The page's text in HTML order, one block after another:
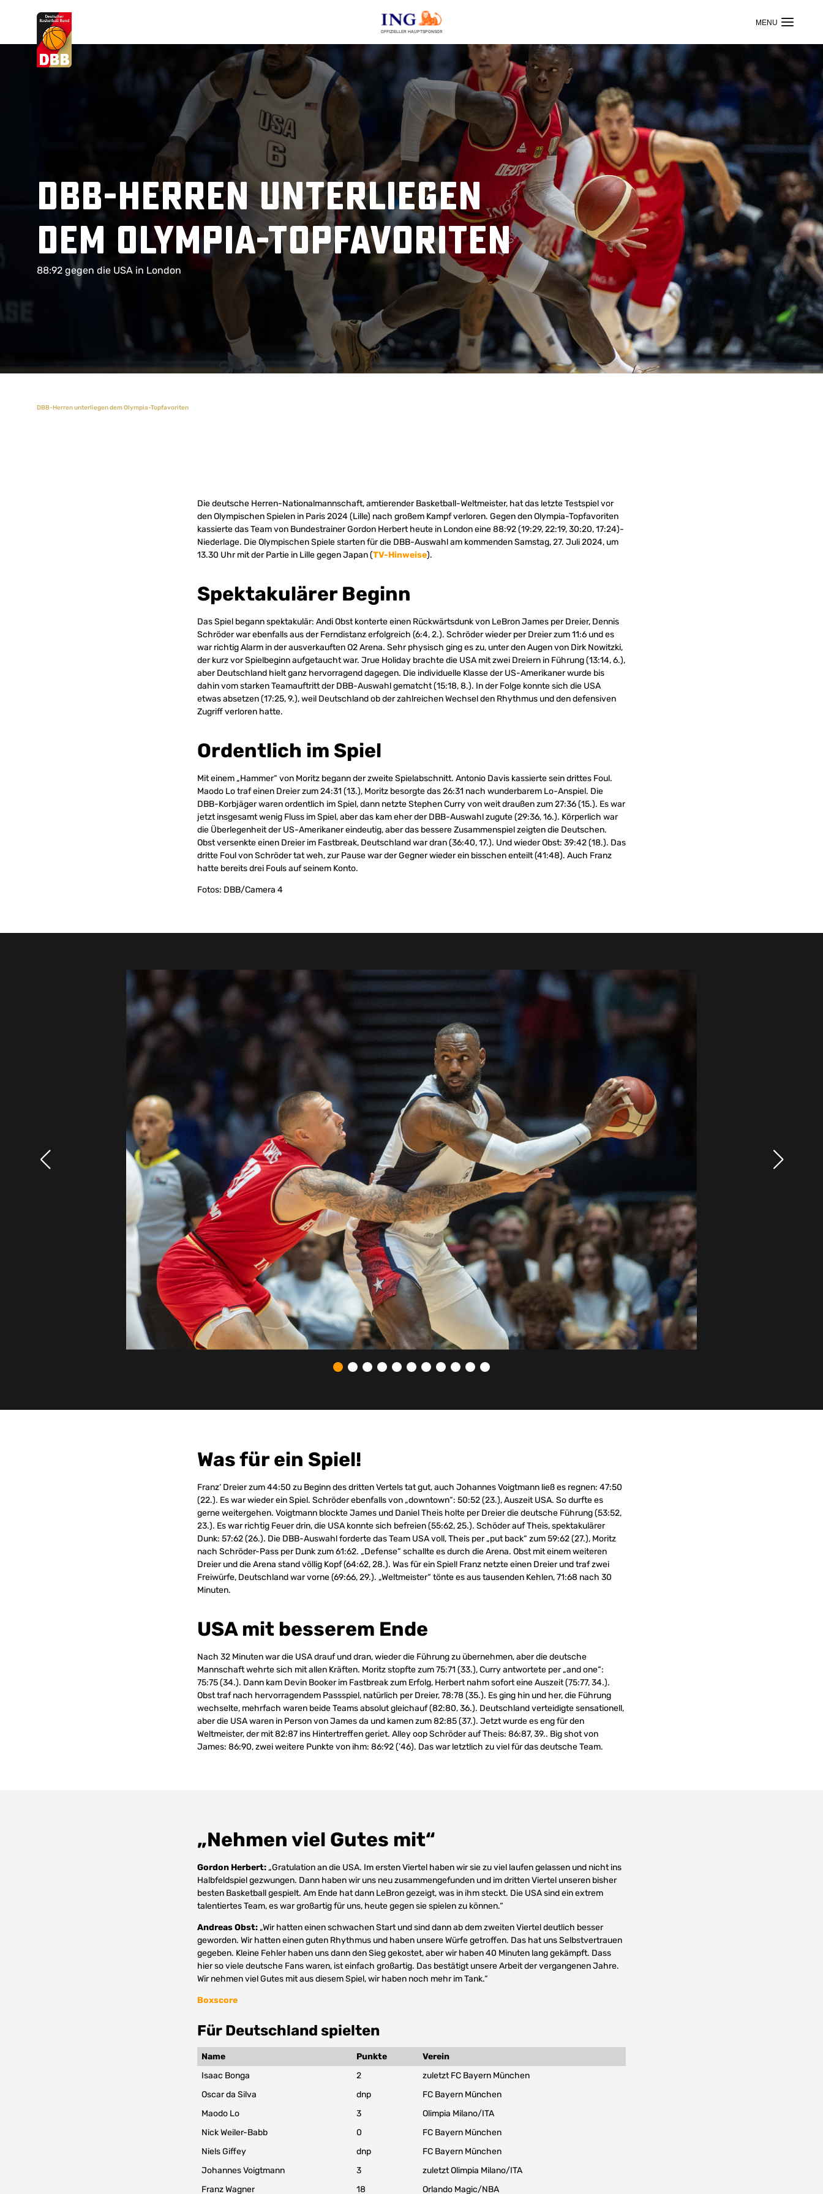
OFFIZIELLER HAUPTSPONSOR
Suchvorschläge
DBB-Herren unterliegen
dem Olympia-Topfavoriten
88:92 gegen die USA in London
DBB-Herren unterliegen dem Olympia-Topfavoriten
Die deutsche Herren-Nationalmannschaft, amtierender Basketball-Weltmeister, hat das letzte Testspiel vor
den Olympischen Spielen in Paris 2024 (Lille) nach großem Kampf verloren. Gegen den Olympia-Topfavoriten
kassierte das Team von Bundestrainer Gordon Herbert heute in London eine 88:92 (19:29, 22:19, 30:20, 17:24)-
Niederlage. Die Olympischen Spiele starten für die DBB-Auswahl am kommenden Samstag, 27. Juli 2024, um
13.30 Uhr mit der Partie in Lille gegen Japan (TV-Hinweise).
Spektakulärer Beginn
Das Spiel begann spektakulär: Andi Obst konterte einen Rückwärtsdunk von LeBron James per Dreier, Dennis
Schröder war ebenfalls aus der Ferndistanz erfolgreich (6:4, 2.). Schröder wieder per Dreier zum 11:6 und es
war richtig Alarm in der ausverkauften O2 Arena. Sehr physisch ging es zu, unter den Augen von Dirk Nowitzki,
der kurz vor Spielbeginn aufgetaucht war. Jrue Holiday brachte die USA mit zwei Dreiern in Führung (13:14, 6.),
aber Deutschland hielt ganz hervorragend dagegen. Die individuelle Klasse der US-Amerikaner wurde bis
dahin vom starken Teamauftritt der DBB-Auswahl gematcht (15:18, 8.). In der Folge konnte sich die USA
etwas absetzen (17:25, 9.), weil Deutschland ob der zahlreichen Wechsel den Rhythmus und den defensiven
Zugriff verloren hatte.
Ordentlich im Spiel
Mit einem „Hammer“ von Moritz begann der zweite Spielabschnitt. Antonio Davis kassierte sein drittes Foul.
Maodo Lo traf einen Dreier zum 24:31 (13.), Moritz besorgte das 26:31 nach wunderbarem Lo-Anspiel. Die
DBB-Korbjäger waren ordentlich im Spiel, dann netzte Stephen Curry von weit draußen zum 27:36 (15.). Es war
jetzt insgesamt wenig Fluss im Spiel, aber das kam eher der DBB-Auswahl zugute (29:36, 16.). Körperlich war
die Überlegenheit der US-Amerikaner eindeutig, aber das bessere Zusammenspiel zeigten die Deutschen.
Obst versenkte einen Dreier im Fastbreak, Deutschland war dran (36:40, 17.). Und wieder Obst: 39:42 (18.). Das
dritte Foul von Schröder tat weh, zur Pause war der Gegner wieder ein bisschen enteilt (41:48). Auch Franz
hatte bereits drei Fouls auf seinem Konto.
Fotos: DBB/Camera 4
Was für ein Spiel!
Franz‘ Dreier zum 44:50 zu Beginn des dritten Vertels tat gut, auch Johannes Voigtmann ließ es regnen: 47:50
(22.). Es war wieder ein Spiel. Schröder ebenfalls von „downtown“: 50:52 (23.), Auszeit USA. So durfte es
gerne weitergehen. Voigtmann blockte James und Daniel Theis holte per Dreier die deutsche Führung (53:52,
23.). Es war richtig Feuer drin, die USA konnte sich befreien (55:62, 25.). Schöder auf Theis, spektakulärer
Dunk: 57:62 (26.). Die DBB-Auswahl forderte das Team USA voll, Theis per „put back“ zum 59:62 (27.), Moritz
nach Schröder-Pass per Dunk zum 61:62. „Defense“ schallte es durch die Arena. Obst mit einem weiteren
Dreier und die Arena stand völlig Kopf (64:62, 28.). Was für ein Spiel! Franz netzte einen Dreier und traf zwei
Freiwürfe, Deutschland war vorne (69:66, 29.). „Weltmeister“ tönte es aus tausenden Kehlen, 71:68 nach 30
Minuten.
USA mit besserem Ende
Nach 32 Minuten war die USA drauf und dran, wieder die Führung zu übernehmen, aber die deutsche
Mannschaft wehrte sich mit allen Kräften. Moritz stopfte zum 75:71 (33.), Curry antwortete per „and one“:
75:75 (34.). Dann kam Devin Booker im Fastbreak zum Erfolg, Herbert nahm sofort eine Auszeit (75:77, 34.).
Obst traf nach hervorragendem Passspiel, natürlich per Dreier, 78:78 (35.). Es ging hin und her, die Führung
wechselte, mehrfach waren beide Teams absolut gleichauf (82:80, 36.). Deutschland verteidigte sensationell,
aber die USA waren in Person von James da und kamen zum 82:85 (37.). Jetzt wurde es eng für den
Weltmeister, der mit 82:87 ins Hintertreffen geriet. Alley oop Schröder auf Theis: 86:87, 39.. Big shot von
James: 86:90, zwei weitere Punkte von ihm: 86:92 (’46). Das war letztlich zu viel für das deutsche Team.
„Nehmen viel Gutes mit“
Gordon Herbert: „Gratulation an die USA. Im ersten Viertel haben wir sie zu viel laufen gelassen und nicht ins
Halbfeldspiel gezwungen. Dann haben wir uns neu zusammengefunden und im dritten Viertel unseren bisher
besten Basketball gespielt. Am Ende hat dann LeBron gezeigt, was in ihm steckt. Die USA sind ein extrem
talentiertes Team, es war großartig für uns, heute gegen sie spielen zu können.“
Andreas Obst: „Wir hatten einen schwachen Start und sind dann ab dem zweiten Viertel deutlich besser
geworden. Wir hatten einen guten Rhythmus und haben unsere Würfe getroffen. Das hat uns Selbstvertrauen
gegeben. Kleine Fehler haben uns dann den Sieg gekostet, aber wir haben 40 Minuten lang gekämpft. Dass
hier so viele deutsche Fans waren, ist einfach großartig. Das bestätigt unsere Arbeit der vergangenen Jahre.
Wir nehmen viel Gutes mit aus diesem Spiel, wir haben noch mehr im Tank.“
Boxscore
Für Deutschland spielten
Name Punkte
Verein
Isaac Bonga
2
zuletzt FC Bayern München
Oscar da Silva
dnp
FC Bayern München
Maodo Lo
3
Olimpia Milano/ITA
Nick Weiler-Babb
0
FC Bayern München
Niels Giffey
dnp
FC Bayern München
Johannes Voigtmann
3
zuletzt Olimpia Milano/ITA
Franz Wagner
18 Orlando Magic/NBA